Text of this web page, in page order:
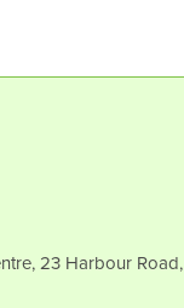
23 Harbour Road,